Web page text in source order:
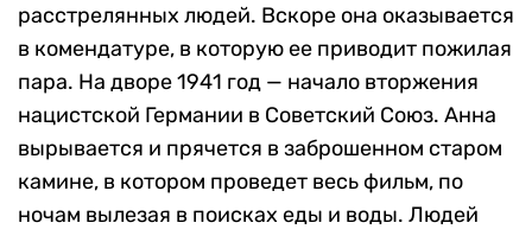
расстрелянных людей. Вскоре она оказывается
в комендатуре, в которую ее приводит пожилая
пара. На дворе 1941 год — начало вторжения
нацистской Германии в Советский Союз. Анна
вырывается и прячется в заброшенном старом
камине, в котором проведет весь фильм, по
ночам вылезая в поисках еды и воды. Людей